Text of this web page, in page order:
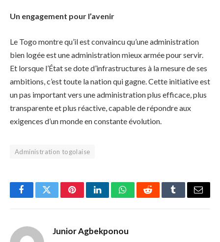
Un engagement pour l’avenir
Le Togo montre qu’il est convaincu qu’une administration
bien logée est une administration mieux armée pour servir.
Et lorsque l’État se dote d’infrastructures à la mesure de ses
ambitions, c’est toute la nation qui gagne. Cette initiative est
un pas important vers une administration plus efficace, plus
transparente et plus réactive, capable de répondre aux
exigences d’un monde en constante évolution.
Administration togolaise
FacebookTwitterPinterestLinkedInWhatsAppRedditTumblrEmail
Junior Agbekponou